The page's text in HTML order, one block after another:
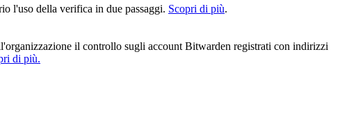
l'uso della verifica in due passaggi. Scopri di più.
il controllo sugli account Bitwarden registrati con indirizzi
di più.